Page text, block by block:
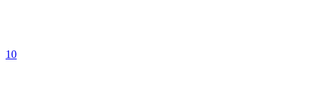
10